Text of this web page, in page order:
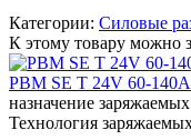
Категории: Силовые
К этому товару можно
PBM SE T 24V 60-140A
назначение
Технология